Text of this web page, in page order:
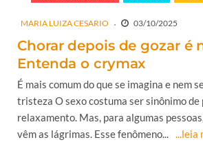
MARIA LUIZA CESARIO 03/10/2025
Chorar depois de gozar é
Entenda o crymax
É mais comum do que se imagina e nem
tristeza O sexo costuma ser sinônimo
relaxamento. Mas, para algumas
vêm as lágrimas. Esse fenômeno... ...leia